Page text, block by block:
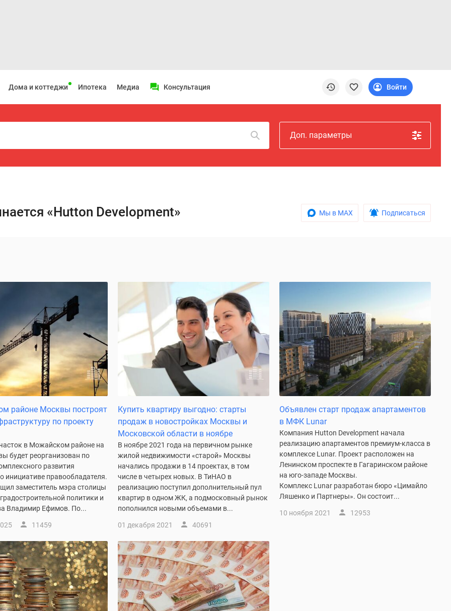
Дома и коттеджи Ипотека Медиа Консультация Войти
Доп. параметры
«Hutton Development» Мы в MAX Подписаться
районе Москвы построят
по проекту
в Можайском районе на
будет реорганизован по
развития
инициативе правообладателя.
заместитель мэра столицы
политики и
Владимир Ефимов. По...
11459
Купить квартиру выгодно: старты
продаж в новостройках Москвы и
Московской области в ноябре
В ноябре 2021 года на первичном рынке
жилой недвижимости «старой» Москвы
начались продажи в 14 проектах, в том
числе в четырех новых. В ТиНАО в
реализацию поступил дополнительный пул
квартир в одном ЖК, а подмосковный рынок
пополнился новыми объемами в...
01 декабря 2021 40691
Объявлен старт продаж апартаментов
в МФК Lunar
Компания Hutton Development начала
реализацию апартаментов премиум-класса в
комплексе Lunar. Проект расположен на
Ленинском проспекте в Гагаринском районе
на юго-западе Москвы.
Комплекс Lunar разработан бюро «Цимайло
Ляшенко и Партнеры». Он состоит...
10 ноября 2021 12953